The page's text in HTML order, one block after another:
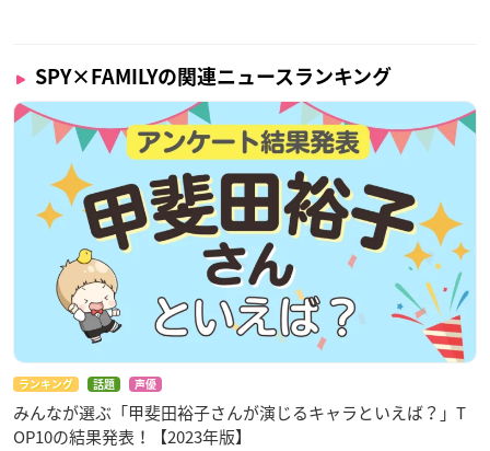
SPY×FAMILYの関連ニュースランキング
ランキング 話題 声優
みんなが選ぶ「甲斐田裕子さんが演じるキャラといえば？」T
OP10の結果発表！【2023年版】